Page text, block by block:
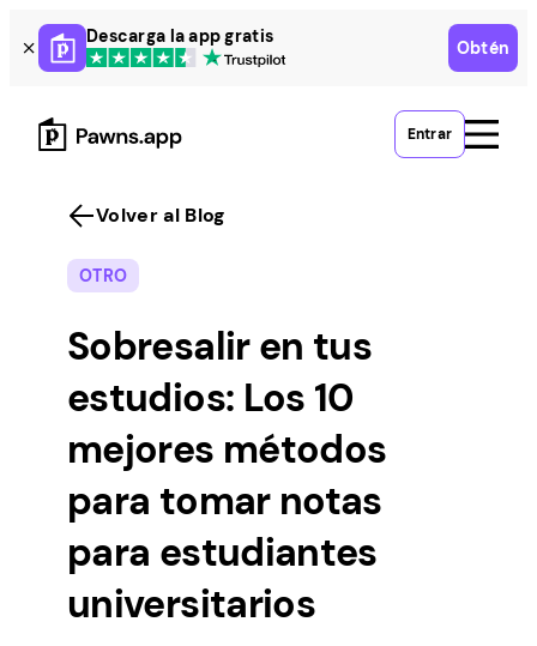
Skip
to
content
Descarga la app gratis
Obtén
Entrar
Volver al Blog
OTRO
Sobresalir en tus
estudios: Los 10
mejores métodos
para tomar notas
para estudiantes
universitarios